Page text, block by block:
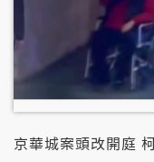
京華城案頭改開庭